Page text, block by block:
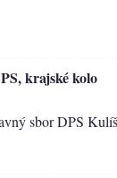
krajské kolo
sbor DPS